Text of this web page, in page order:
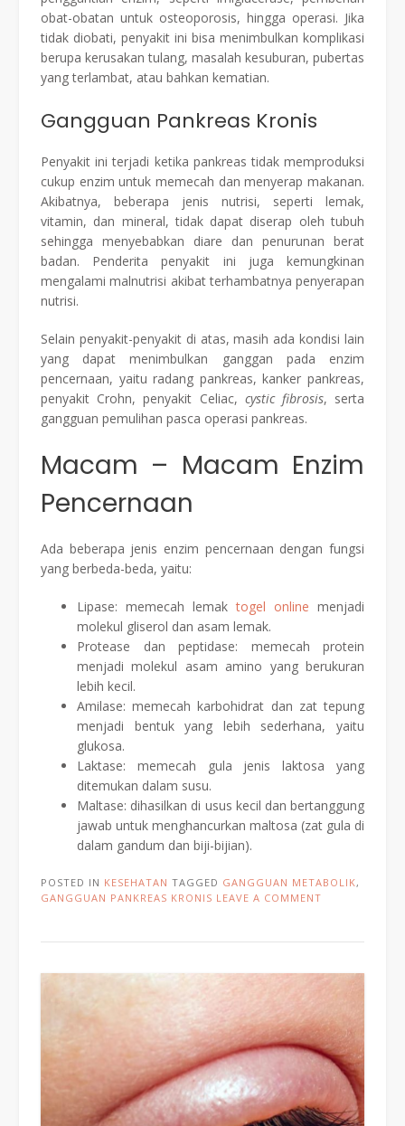
obat-obatan untuk osteoporosis, hingga operasi. Jika
tidak diobati, penyakit ini bisa menimbulkan komplikasi
berupa kerusakan tulang, masalah kesuburan, pubertas
yang terlambat, atau bahkan kematian.
Gangguan Pankreas Kronis
Penyakit ini terjadi ketika pankreas tidak memproduksi
cukup enzim untuk memecah dan menyerap makanan.
Akibatnya, beberapa jenis nutrisi, seperti lemak,
vitamin, dan mineral, tidak dapat diserap oleh tubuh
sehingga menyebabkan diare dan penurunan berat
badan. Penderita penyakit ini juga kemungkinan
mengalami malnutrisi akibat terhambatnya penyerapan
nutrisi.
Selain penyakit-penyakit di atas, masih ada kondisi lain
yang dapat menimbulkan ganggan pada enzim
pencernaan, yaitu radang pankreas, kanker pankreas,
penyakit Crohn, penyakit Celiac, cystic fibrosis, serta
gangguan pemulihan pasca operasi pankreas.
Macam – Macam Enzim
Pencernaan
Ada beberapa jenis enzim pencernaan dengan fungsi
yang berbeda-beda, yaitu:
Lipase: memecah lemaktogel online menjadi
molekul gliserol dan asam lemak.
Protease dan peptidase: memecah protein
menjadi molekul asam amino yang berukuran
lebih kecil.
Amilase: memecah karbohidrat dan zat tepung
menjadi bentuk yang lebih sederhana, yaitu
glukosa.
Laktase: memecah gula jenis laktosa yang
ditemukan dalam susu.
Maltase: dihasilkan di usus kecil dan bertanggung
jawab untuk menghancurkan maltosa (zat gula di
dalam gandum dan biji-bijian).
POSTED IN KESEHATAN TAGGED GANGGUAN METABOLIK,
GANGGUAN PANKREAS KRONIS LEAVE A COMMENT